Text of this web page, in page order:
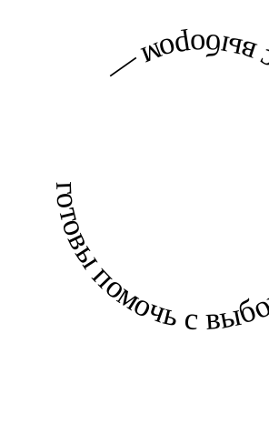
готовы помочь с выбором —